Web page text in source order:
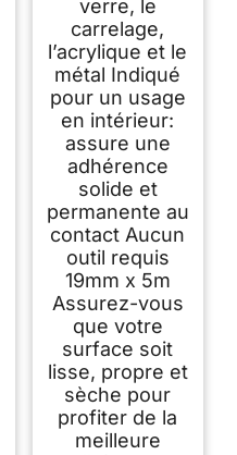
verre, le
carrelage,
l’acrylique et le
métal Indiqué
pour un usage
en intérieur:
assure une
adhérence
solide et
permanente au
contact Aucun
outil requis
19mm x 5m
Assurez-vous
que votre
surface soit
lisse, propre et
sèche pour
profiter de la
meilleure